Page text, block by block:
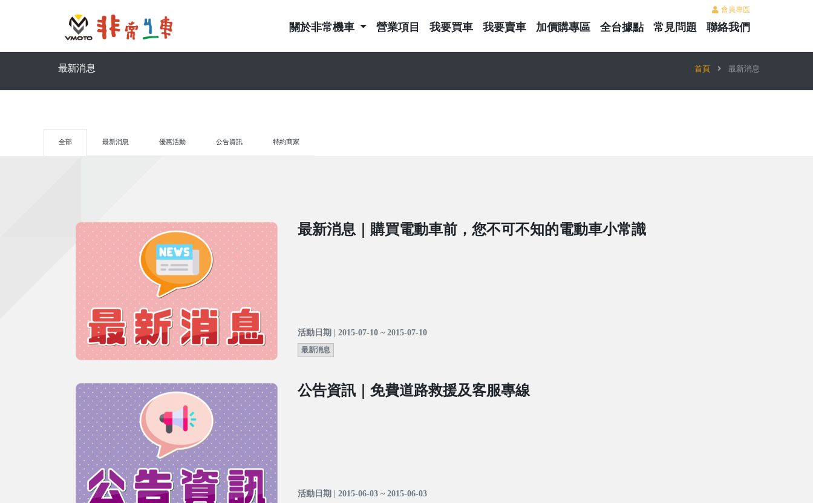
會員專區
關於非常機車 營業項目 我要買車 我要賣車 加價購專區 全台據點 常見問題 聯絡我們
最新消息 首頁 最新消息
全部 最新消息 優惠活動 公告資訊 特約商家
最新消息｜購買電動車前，您不可不知的電動車小常識
活動日期 | 2015-07-10 ~ 2015-07-10
最新消息
公告資訊｜免費道路救援及客服專線
活動日期 | 2015-06-03 ~ 2015-06-03